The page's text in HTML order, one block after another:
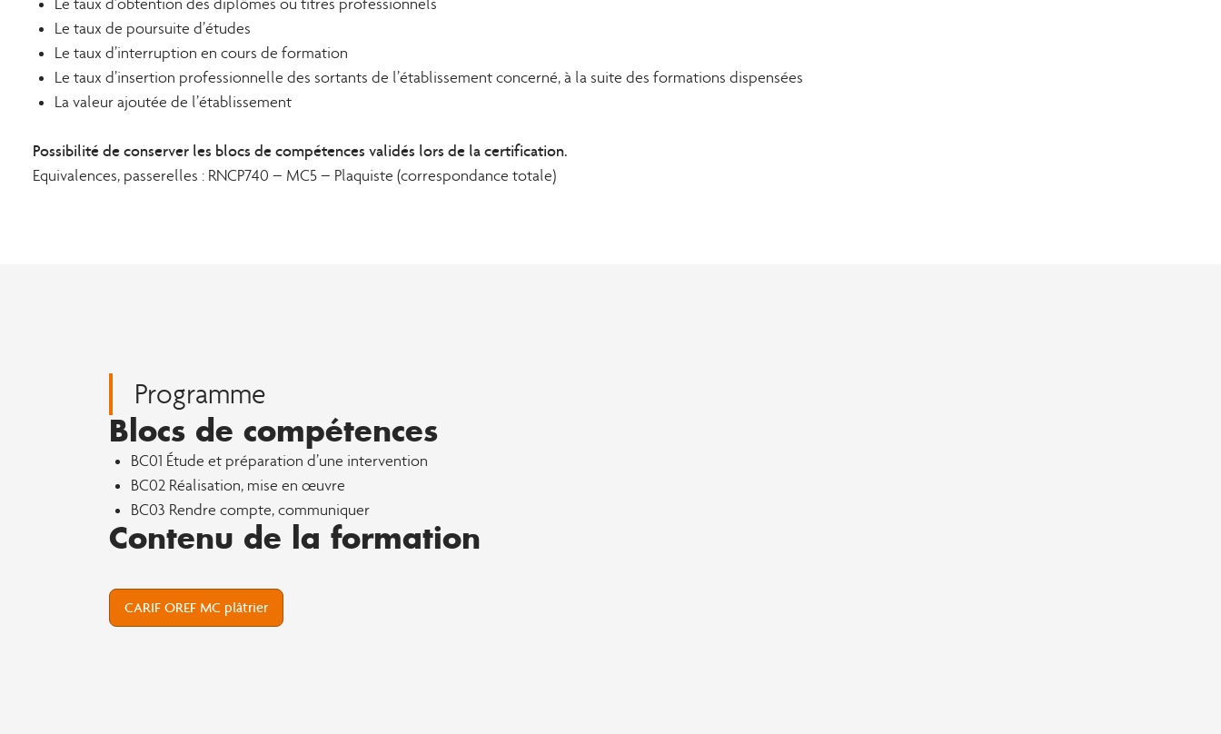
Le taux d’obtention des diplômes ou titres professionnels
Le taux de poursuite d’études
Le taux d’interruption en cours de formation
Le taux d’insertion professionnelle des sortants de l’établissement concerné, à la suite des formations dispensées
La valeur ajoutée de l’établissement
Possibilité de conserver les blocs de compétences validés lors de la certification.
Equivalences, passerelles : RNCP740 – MC5 – Plaquiste (correspondance totale)
Programme
Blocs de compétences
BC01 Étude et préparation d’une intervention
BC02 Réalisation, mise en œuvre
BC03 Rendre compte, communiquer
Contenu de la formation
CARIF OREF MC plâtrier